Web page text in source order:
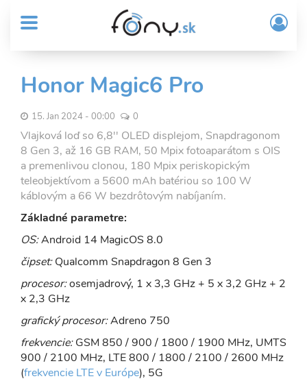
obsah
MENU
Sub
Header
menu
User
account
menu
/
Honor Magic6 Pro
15. Jan 2024 - 00:00 0
Vlajková loď so 6,8'' OLED displejom, Snapdragonom
8 Gen 3, až 16 GB RAM, 50 Mpix fotoaparátom s OIS
a premenlivou clonou, 180 Mpix periskopickým
teleobjektívom a 5600 mAh batériou so 100 W
káblovým a 66 W bezdrôtovým nabíjaním.
Základné parametre:
OS:Android 14 MagicOS 8.0
čipset:Qualcomm Snapdragon 8 Gen 3
procesor:osemjadrový, 1 x 3,3 GHz + 5 x 3,2 GHz + 2
x 2,3 GHz
grafický procesor:Adreno 750
frekvencie:GSM 850 / 900 / 1800 / 1900 MHz, UMTS
900 / 2100 MHz, LTE 800 / 1800 / 2100 / 2600 MHz
(frekvencie LTE v Európe), 5G